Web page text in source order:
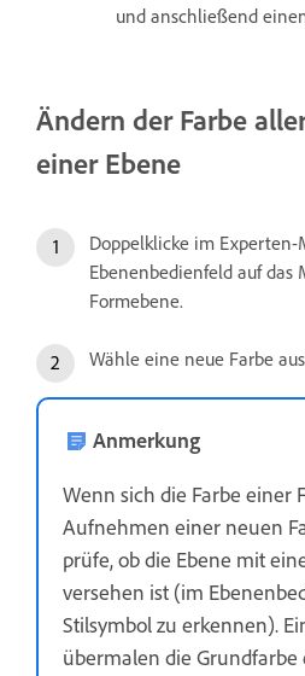
und anschließend
Ändern der Farbe
einer Ebene
Doppelklicke im Experten-
Ebenenbedienfeld auf das
Formebene.
Wähle eine neue Farbe
Anmerkung
Wenn sich die Farbe einer
Aufnehmen einer neuen
prüfe, ob die Ebene mit
versehen ist (im
Stilsymbol zu erkennen).
übermalen die Grundfarbe